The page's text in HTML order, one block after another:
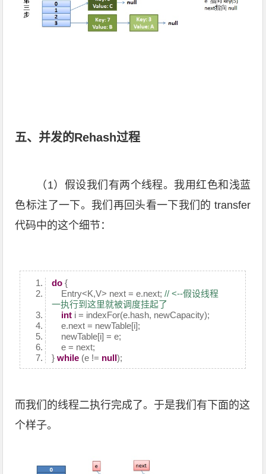
五、并发的Rehash过程
（1）假设我们有两个线程。我用红色和浅蓝
色标注了一下。我们再回头看一下我们的 transfer
代码中的这个细节：
do {
Entry<K,V> next = e.next;// <--假设线程
一执行到这里就被调度挂起了
int i = indexFor(e.hash, newCapacity);
e.next = newTable[i];
newTable[i] = e;
e = next;
}while (e != null);
而我们的线程二执行完成了。于是我们有下面的这
个样子。